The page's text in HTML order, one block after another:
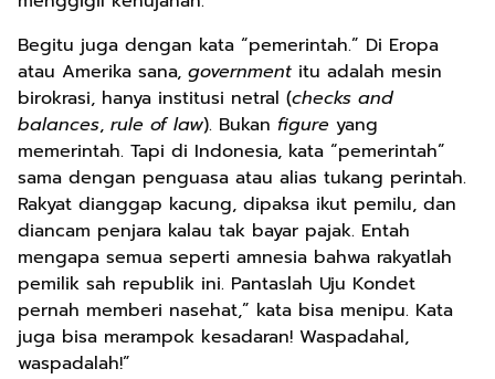
Begitu juga dengan kata “pemerintah.” Di Eropa
atau Amerika sana, government itu adalah mesin
birokrasi, hanya institusi netral (checks and
balances, rule of law). Bukan figure yang
memerintah. Tapi di Indonesia, kata “pemerintah”
sama dengan penguasa atau alias tukang perintah.
Rakyat dianggap kacung, dipaksa ikut pemilu, dan
diancam penjara kalau tak bayar pajak. Entah
mengapa semua seperti amnesia bahwa rakyatlah
pemilik sah republik ini. Pantaslah Uju Kondet
pernah memberi nasehat,” kata bisa menipu. Kata
juga bisa merampok kesadaran! Waspadahal,
waspadalah!”